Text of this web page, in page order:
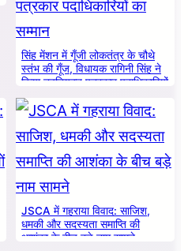
सिंह मेंशन में गूँजी लोकतंत्र के चौथे
स्तंभ की गूँज, विधायक रागिनी सिंह ने
किया नवनियुक्त पत्रकार पदाधिकारियों
का सम्मान
JSCA में गहराया विवाद: साजिश,
धमकी और सदस्यता समाप्ति की
आशंका के बीच बड़े नाम सामने